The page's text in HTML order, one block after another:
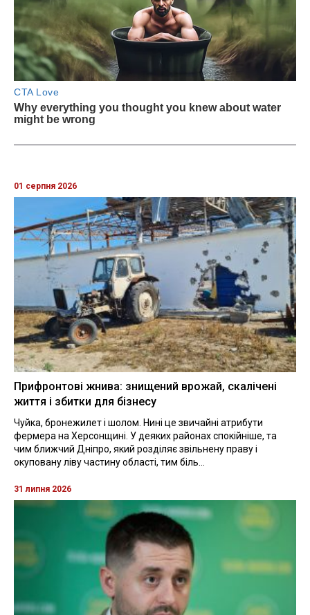
01 серпня 2026
Прифронтові жнива: знищений врожай, скалічені
життя і збитки для бізнесу
Чуйка, бронежилет і шолом. Нині це звичайні атрибути
фермера на Херсонщині. У деяких районах спокійніше, та
чим ближчий Дніпро, який розділяє звільнену праву і
окуповану ліву частину області, тим біль...
31 липня 2026